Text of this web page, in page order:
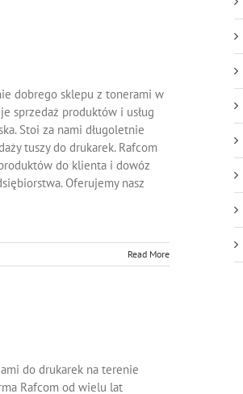
dobrego sklepu z tonerami w
sprzedaż produktów i usług
Stoi za nami długoletnie
tuszy do drukarek. Rafcom
do klienta i dowóz
Oferujemy nasz
Read More
do drukarek na terenie
Rafcom od wielu lat